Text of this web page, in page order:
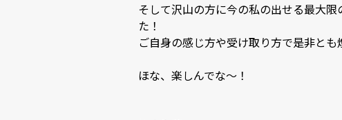
そして沢山の方に今の私の出せる最大
た！
ご自身の感じ方や受け取り方で是非とも
ほな、楽しんでな〜！